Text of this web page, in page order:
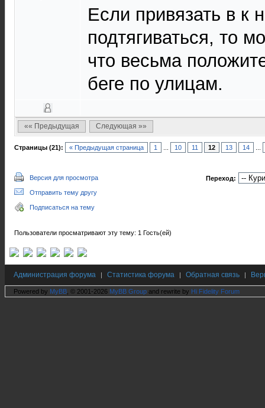
Если привязать в к
подтягиваться, то
что весьма
беге по улицам.
«« Предыдущая Следующая »»
Страницы (21): « Предыдущая страница 1 10 11 12 13 14
Версия для просмотра
Отправить тему другу
Подписаться на тему
Переход:
Пользователи просматривают эту тему: 1 Гость(ей)
Администрация форума | Статистика форума | Обратная связь |
Powered by MyBB , © 2001-2026 MyBB Group and rewrite by Hi Fidelity Forum